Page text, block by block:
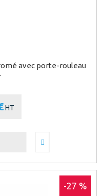
avec porte-rouleau
HT
-27 %